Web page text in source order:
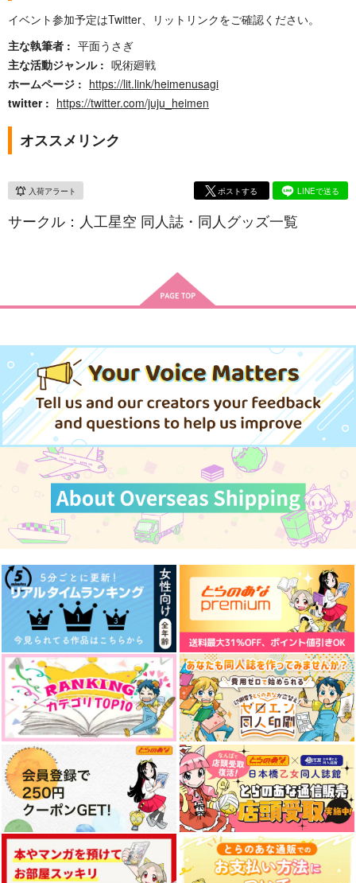
イベント参加予定はTwitter、リットリンクをご確認ください。
主な執筆者
平面うさぎ
主な活動ジャンル
呪術廻戦
ホームページ
https://lit.link/heimenusagi
twitter
https://twitter.com/juju_heimen
オススメリンク
入荷アラート ポストする LINEで送る
サークル：人工星空 同人誌・同人グッズ一覧